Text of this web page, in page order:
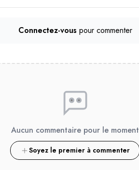
Connectez-vous pour commenter
Aucun commentaire pour le moment
Soyez le premier à commenter